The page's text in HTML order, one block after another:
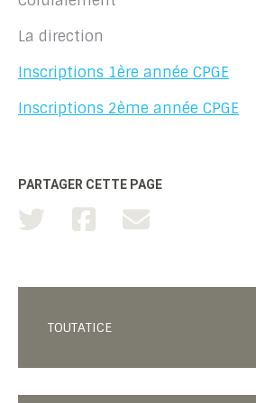
La direction
Inscriptions 1ère année CPGE
Inscriptions 2ème année CPGE
PARTAGER CETTE PAGE
TOUTATICE